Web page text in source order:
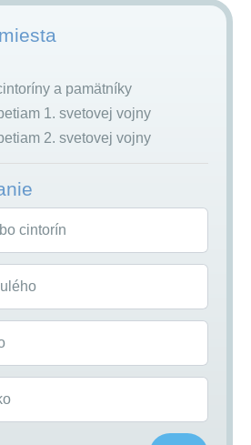
a pamätníky
1. svetovej vojny
2. svetovej vojny
cintorín